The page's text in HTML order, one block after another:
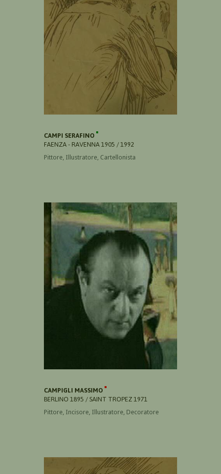
CAMPI SERAFINO
FAENZA - RAVENNA 1905 / 1992
Pittore, Illustratore, Cartellonista
CAMPIGLI MASSIMO
BERLINO 1895 / SAINT TROPEZ 1971
Pittore, Incisore, Illustratore, Decoratore